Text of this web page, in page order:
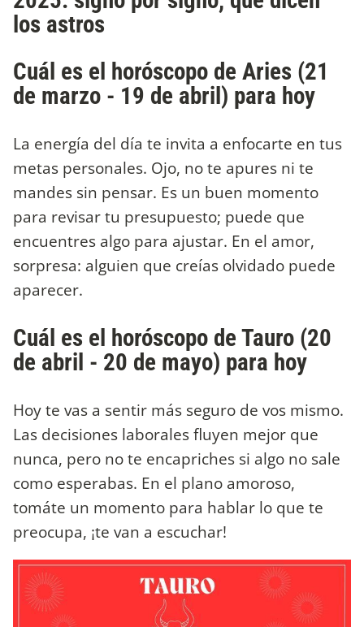
los astros
Cuál es el horóscopo de Aries (21
de marzo - 19 de abril) para hoy
La energía del día te invita a enfocarte en tus
metas personales. Ojo, no te apures ni te
mandes sin pensar. Es un buen momento
para revisar tu presupuesto; puede que
encuentres algo para ajustar. En el amor,
sorpresa: alguien que creías olvidado puede
aparecer.
Cuál es el horóscopo de Tauro (20
de abril - 20 de mayo) para hoy
Hoy te vas a sentir más seguro de vos mismo.
Las decisiones laborales fluyen mejor que
nunca, pero no te encapriches si algo no sale
como esperabas. En el plano amoroso,
tomáte un momento para hablar lo que te
preocupa, ¡te van a escuchar!